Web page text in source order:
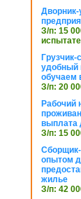
Дворник-
З/п: 15
Грузчик-
удобный
обучаем
З/п: 20
Рабочий
выплата
З/п: 15
опытом
жилье
З/п: 42